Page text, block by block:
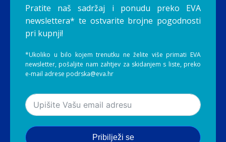
Pratite naš sadržaj i ponudu preko EVA
newslettera* te ostvarite brojne pogodnosti
pri kupnji!
*Ukoliko u bilo kojem trenutku ne želite više primati EVA
newsletter, pošaljite nam zahtjev za skidanjem s liste, preko
e-mail adrese podrska@eva.hr
Pribilježi se